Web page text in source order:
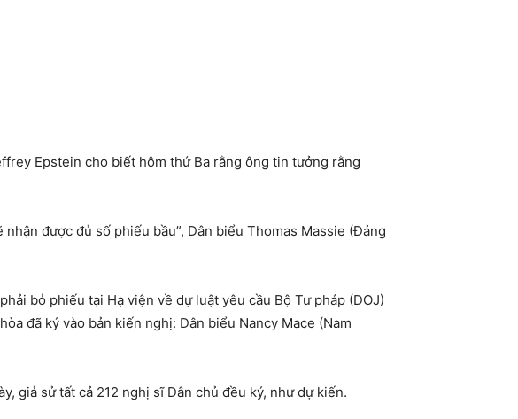
Epstein cho biết hôm thứ Ba rằng ông tin tưởng rằng
được đủ số phiếu bầu”, Dân biểu Thomas Massie (Đảng
bỏ phiếu tại Hạ viện về dự luật yêu cầu Bộ Tư pháp (DOJ)
đã ký vào bản kiến ​​nghị: Dân biểu Nancy Mace (Nam
giả sử tất cả 212 nghị sĩ Dân chủ đều ký, như dự kiến.